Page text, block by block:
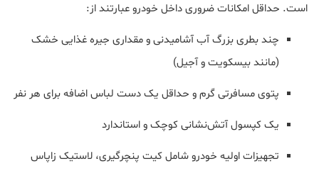
است. حداقل امکانات ضروری داخل خودرو عبارتند از:
چند بطری بزرگ آب آشامیدنی و مقداری جیره غذایی خشک
(مانند بیسکویت و آجیل)
پتوی مسافرتی گرم و حداقل یک دست لباس اضافه برای هر نفر
یک کپسول آتش‌نشانی کوچک و استاندارد
تجهیزات اولیه خودرو شامل کیت پنچرگیری، لاستیک زاپاس